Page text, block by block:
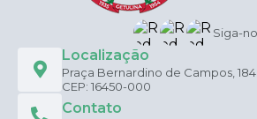
Siga-
Localização
Praça Bernardino de Campos,
CEP: 16450-000
Contato